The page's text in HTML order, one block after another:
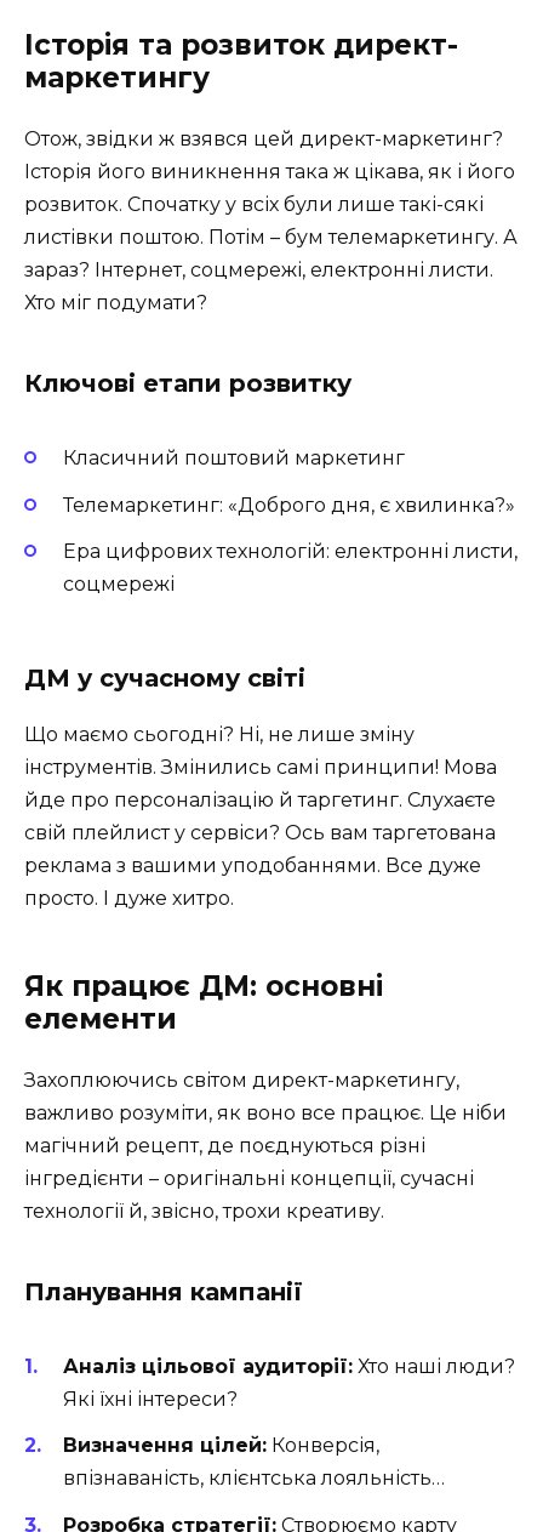
Історія та розвиток директ-
маркетингу
Отож, звідки ж взявся цей директ-маркетинг?
Історія його виникнення така ж цікава, як і його
розвиток. Спочатку у всіх були лише такі-сякі
листівки поштою. Потім – бум телемаркетингу. А
зараз? Інтернет, соцмережі, електронні листи.
Хто міг подумати?
Ключові етапи розвитку
Класичний поштовий маркетинг
Телемаркетинг: «Доброго дня, є хвилинка?»
Ера цифрових технологій: електронні листи,
соцмережі
ДМ у сучасному світі
Що маємо сьогодні? Ні, не лише зміну
інструментів. Змінились самі принципи! Мова
йде про персоналізацію й таргетинг. Слухаєте
свій плейлист у сервіси? Ось вам таргетована
реклама з вашими уподобаннями. Все дуже
просто. І дуже хитро.
Як працює ДМ: основні
елементи
Захоплюючись світом директ-маркетингу,
важливо розуміти, як воно все працює. Це ніби
магічний рецепт, де поєднуються різні
інгредієнти – оригінальні концепції, сучасні
технології й, звісно, трохи креативу.
Планування кампанії
Аналіз цільової аудиторії: Хто наші люди?
Які їхні інтереси?
Визначення цілей: Конверсія,
впізнаваність, клієнтська лояльність…
Розробка стратегії: Створюємо карту